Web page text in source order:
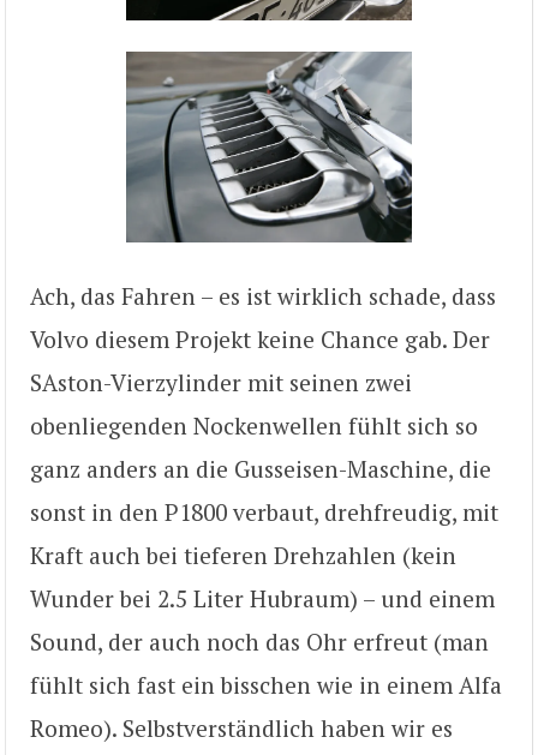
Ach, das Fahren – es ist wirklich schade, dass
Volvo diesem Projekt keine Chance gab. Der
SAston-Vierzylinder mit seinen zwei
obenliegenden Nockenwellen fühlt sich so
ganz anders an die Gusseisen-Maschine, die
sonst in den P1800 verbaut, drehfreudig, mit
Kraft auch bei tieferen Drehzahlen (kein
Wunder bei 2.5 Liter Hubraum) – und einem
Sound, der auch noch das Ohr erfreut (man
fühlt sich fast ein bisschen wie in einem Alfa
Romeo). Selbstverständlich haben wir es